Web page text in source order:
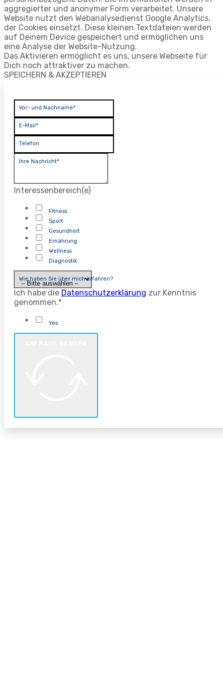
aggregierter und anonymer Form verarbeitet. Unsere
Website nutzt den Webanalysedienst Google Analytics,
der Cookies einsetzt. Diese kleinen Textdateien werden
auf Deinem Device gespeichert und ermöglichen uns
eine Analyse der Website-Nutzung.
Das Aktivieren ermöglicht es uns, unsere Webseite für
Dich noch attraktiver zu machen.
SPEICHERN & AKZEPTIEREN
Vor- und Nachname*
E-Mail*
Telefon
Ihre Nachricht*
Interessenbereich(e)
Fitness
Sport
Gesundheit
Ernährung
Wellness
Diagnostik
Wie haben Sie über mich erfahren?
Ich habe die Datenschutzerklärung zur Kenntnis
genommen.*
Yes